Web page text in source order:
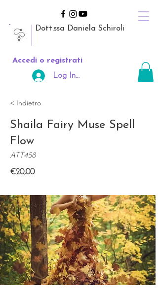
Dott.ssa Daniela Schiroli
Accedi o registrati
Log In Area Riservata
< Indietro
Shaila Fairy Muse Spell
Flow
ATT458
€20,00